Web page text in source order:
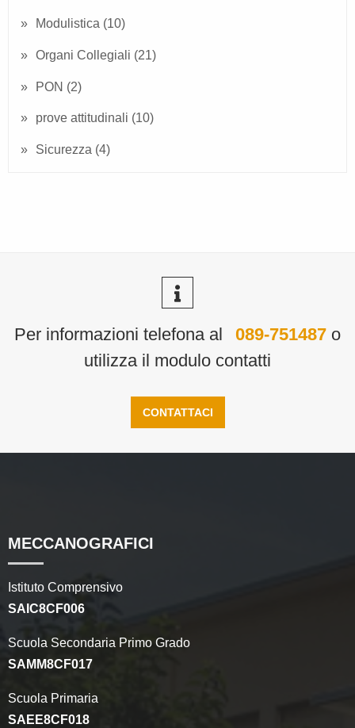
Modulistica (10)
Organi Collegiali (21)
PON (2)
prove attitudinali (10)
Sicurezza (4)
Per informazioni telefona al 089-751487 o
utilizza il modulo contatti
CONTATTACI
MECCANOGRAFICI
Istituto Comprensivo
SAIC8CF006
Scuola Secondaria Primo Grado
SAMM8CF017
Scuola Primaria
SAEE8CF018